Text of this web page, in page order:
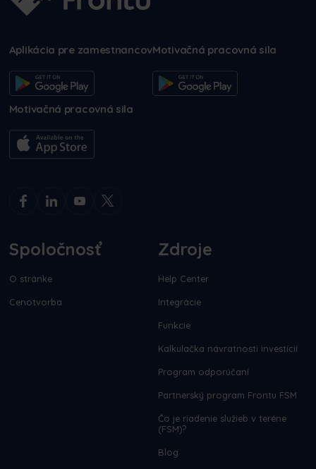
Aplikácia pre zamestnancovMotivačná pracovná sila
Motivačná pracovná sila
Spoločnosť
O stránke
Cenotvorba
Zdroje
Help Center
Integrácie
Funkcie
Kalkulačka návratnosti investícií
Program odporúčaní
Partnerský program Frontu FSM
Čo je riadenie služieb v teréne
(FSM)?
Blog